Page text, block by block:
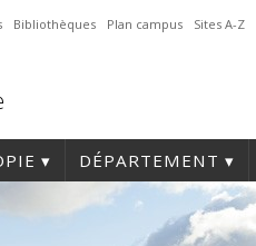
Bibliothèques Plan campus Sites A-Z
DÉPARTEMENT